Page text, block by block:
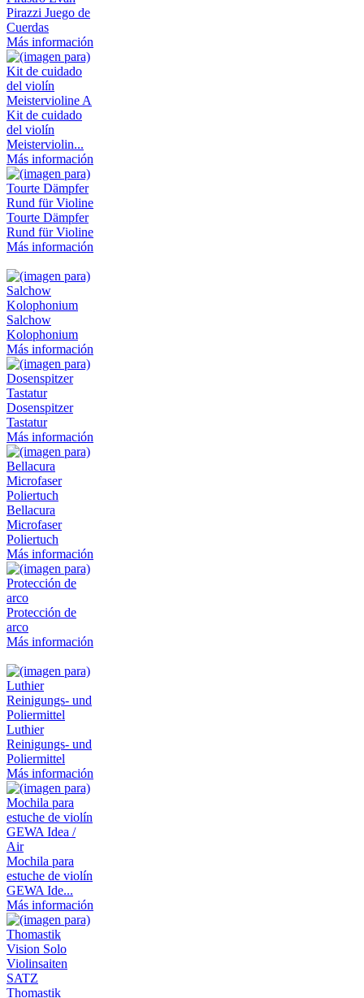
Pirazzi Juego de
Cuerdas
Más información
Kit de cuidado
del violín
Meisterviolin...
Más información
Tourte Dämpfer
Rund für Violine
Más información
Salchow
Kolophonium
Más información
Dosenspitzer
Tastatur
Más información
Bellacura
Microfaser
Poliertuch
Más información
Protección de
arco
Más información
Luthier
Reinigungs- und
Poliermittel
Más información
Mochila para
estuche de violín
GEWA Ide...
Más información
Thomastik